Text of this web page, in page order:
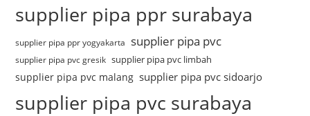
supplier pipa ppr surabaya
supplier pipa ppr yogyakarta supplier pipa pvc
supplier pipa pvc gresik supplier pipa pvc limbah
supplier pipa pvc malang supplier pipa pvc sidoarjo
supplier pipa pvc surabaya